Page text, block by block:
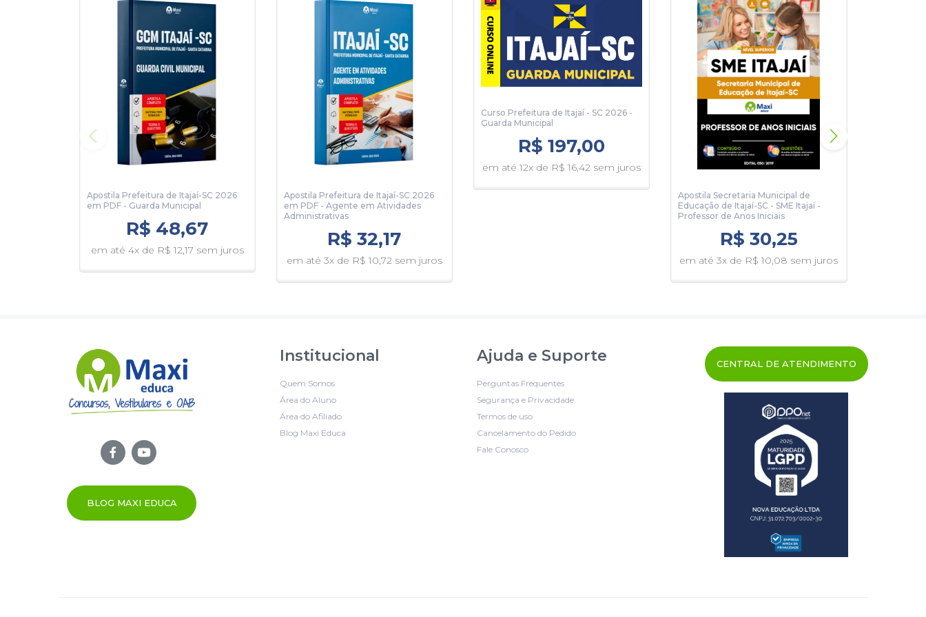
Taxa de Inscrição: R$ 120,00
Fepese Concursos
Apostila Prefeitura de Itajaí-SC 2026
em PDF - Guarda Municipal
R$ 48,67
em até 4x de R$ 12,17 sem juros
Apostila Prefeitura de Itajaí-SC 2026
em PDF - Agente em Atividades
Administrativas
R$ 32,17
em até 3x de R$ 10,72 sem juros
Curso Prefeitura de Itajaí - SC 2026 -
Guarda Municipal
R$ 197,00
em até 12x de R$ 16,42 sem juros
Apostila Secretaria Municipal de
Educação de Itajaí-SC - SME Itajaí -
Professor de Anos Iniciais
R$ 30,25
em até 3x de R$ 10,08 sem juros
BLOG MAXI EDUCA
Institucional
Quem Somos
Área do Aluno
Área do Afiliado
Blog Maxi Educa
Ajuda e Suporte
Perguntas Frequentes
Segurança e Privacidade
Termos de uso
Cancelamento do Pedido
Fale Conosco
CENTRAL DE ATENDIMENTO